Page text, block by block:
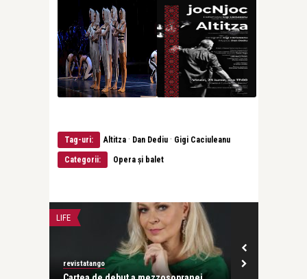
Tag-uri: Altitza · Dan Dediu · Gigi Caciuleanu
Categorii: Opera și balet
LIFE
revistatango